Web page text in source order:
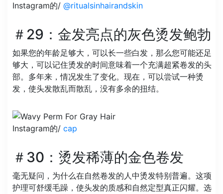
Instagram的/ @ritualsinhairandskin
＃29：金发亮点的灰色烫发鲍勃
如果您的年龄足够大，可以长一些白发，那么您可能还足
够大，可以记住烫发的时间意味着一个充满超紧卷发的头
部。多年来，情况发生了变化。现在，可以尝试一种烫
发，使头发散乱而散乱，没有多余的扭结。
Instagram的/ cap
＃30：烫发稀薄的金色卷发
毫无疑问，为什么在自然卷发的人中烫发特别普遍。这项
护理可舒缓毛躁，使头发的质感和自然定型真正闪耀。选